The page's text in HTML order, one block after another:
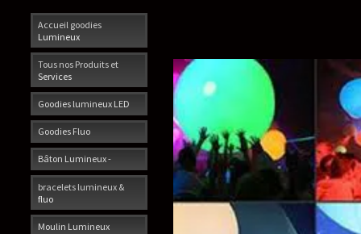
Accueil goodies
Lumineux
Tous nos Produits et
Services
Goodies lumineux LED
Goodies Fluo
Bâton Lumineux -
bracelets lumineux &
fluo
Moulin Lumineux